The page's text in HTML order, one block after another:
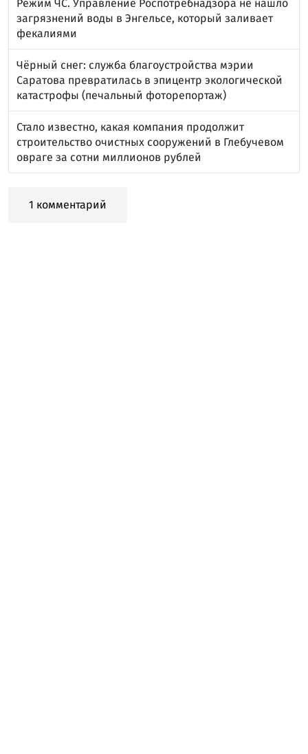
Режим ЧС. Управление Роспотребнадзора не нашло
загрязнений воды в Энгельсе, который заливает
фекалиями
Чёрный снег: служба благоустройства мэрии
Саратова превратилась в эпицентр экологической
катастрофы (печальный фоторепортаж)
Стало известно, какая компания продолжит
строительство очистных сооружений в Глебучевом
овраге за сотни миллионов рублей
1 комментарий